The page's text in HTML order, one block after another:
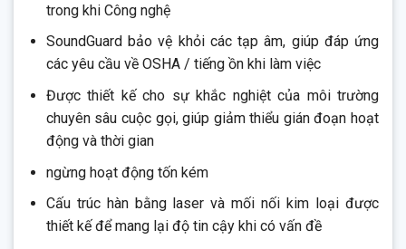
trong khi Công nghệ
SoundGuard bảo vệ khỏi các tạp âm, giúp đáp ứng
các yêu cầu về OSHA / tiếng ồn khi làm việc
Được thiết kế cho sự khắc nghiệt của môi trường
chuyên sâu cuộc gọi, giúp giảm thiểu gián đoạn hoạt
động và thời gian
ngừng hoạt động tốn kém
Cấu trúc hàn bằng laser và mối nối kim loại được
thiết kế để mang lại độ tin cậy khi có vấn đề